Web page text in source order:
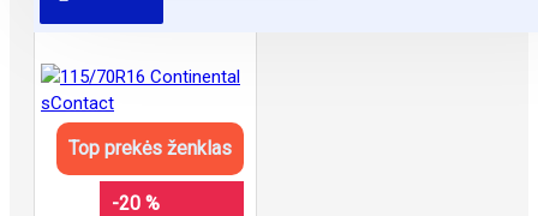
Top prekės ženklas
-20 %